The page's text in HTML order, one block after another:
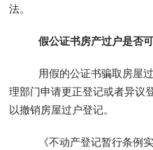
法。
假公证书房产过户是否
用假的公证书骗取房屋过
理部门申请更正登记或者异议
以撤销房屋过户登记。
《不动产登记暂行条例实